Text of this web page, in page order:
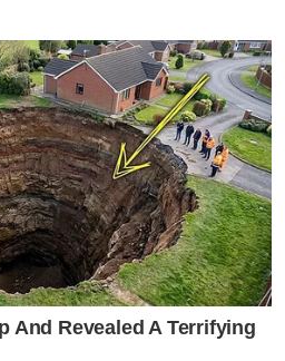
And Revealed A Terrifying